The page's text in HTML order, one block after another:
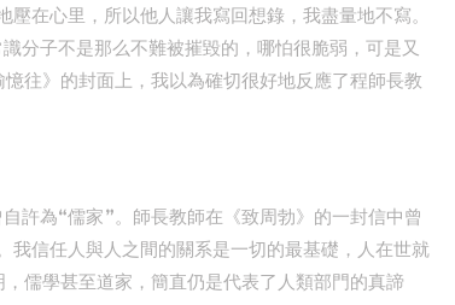
在心里，所以他人讓我寫回想錄，我盡量地不寫。
分子不是那么不難被摧毀的，哪怕很脆弱，可是又
往》的封面上，我以為確切很好地反應了程師長教
許為“儒家”。師長教師在《致周勃》的一封信中曾
信任人與人之間的關系是一切的最基礎，人在世就
儒學甚至道家，簡直仍是代表了人類部門的真諦